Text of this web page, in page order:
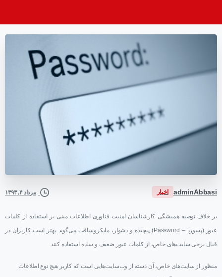
adminAbbasi اخبار مرداد ۴, ۱۳۹۳
بر خلاف توصیه همیشگی کارشناسان امنیت فناوری اطلاعات مبنی بر استفاده از کلمات
عبور (پسورد – Password) پیچیده و دشوار، مایکروسافت می‌گوید بهتر است کاربران در
قبال برخی سایت‌های خاص، از کلمات عبور ضعیف و ساده استفاده کنند.
منظور از سایت‌های خاص، آن دسته از وب‌سایت‌هایی است که کاربر هیچ نوع اطلاعات